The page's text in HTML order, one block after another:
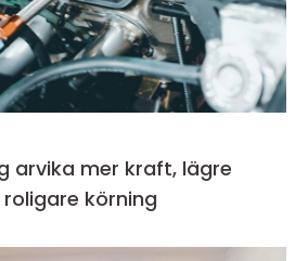
kraft, lägre
körning